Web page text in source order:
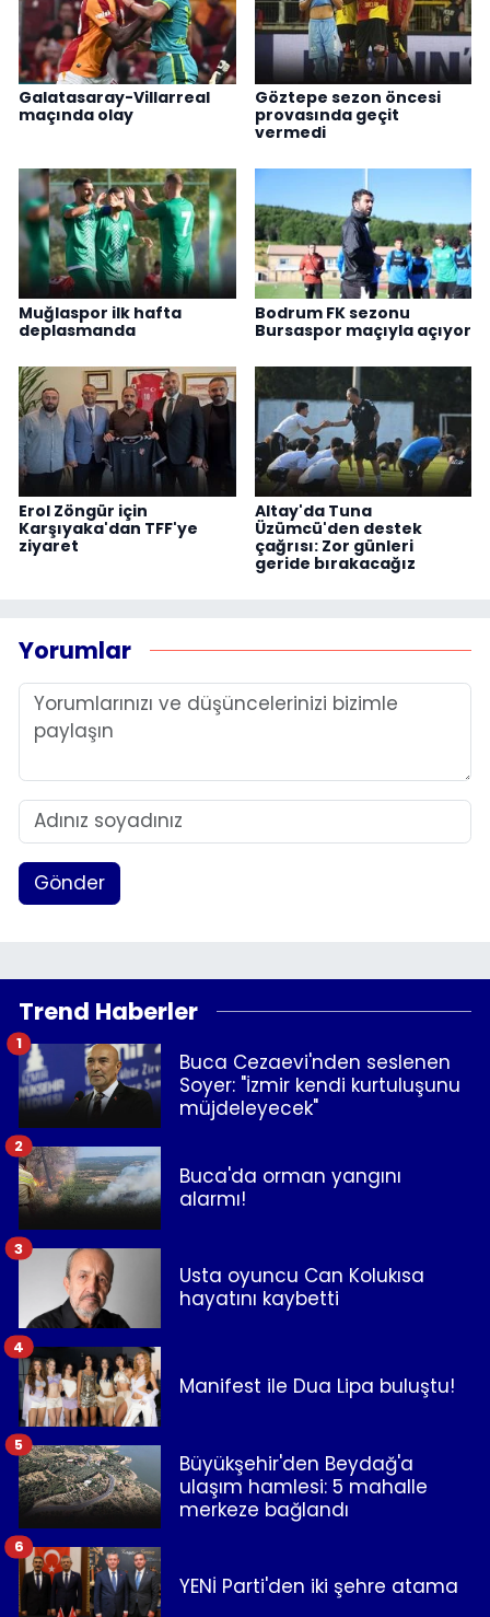
Galatasaray-Villarreal
maçında olay
Göztepe sezon öncesi
provasında geçit
vermedi
Muğlaspor ilk hafta
deplasmanda
Bodrum FK sezonu
Bursaspor maçıyla açıyor
Erol Zöngür için
Karşıyaka'dan TFF'ye
ziyaret
Altay'da Tuna
Üzümcü'den destek
çağrısı: Zor günleri
geride bırakacağız
Yorumlar
Gönder
Trend Haberler
Buca Cezaevi'nden seslenen
Soyer: "İzmir kendi kurtuluşunu
müjdeleyecek"
1
Buca'da orman yangını
alarmı!
2
Usta oyuncu Can Kolukısa
hayatını kaybetti
3
Manifest ile Dua Lipa buluştu!
4
Büyükşehir'den Beydağ'a
ulaşım hamlesi: 5 mahalle
merkeze bağlandı
5
YENİ Parti'den iki şehre atama
6